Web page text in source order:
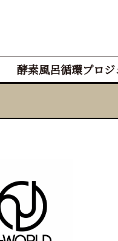
酵素風呂循環プロジ